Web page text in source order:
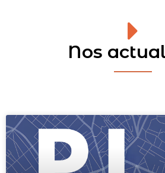
Nos